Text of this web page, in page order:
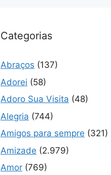
Categorias
Abraços (137)
Adorei (58)
Adoro Sua Visita (48)
Alegria (744)
Amigos para sempre (321)
Amizade (2.979)
Amor (769)